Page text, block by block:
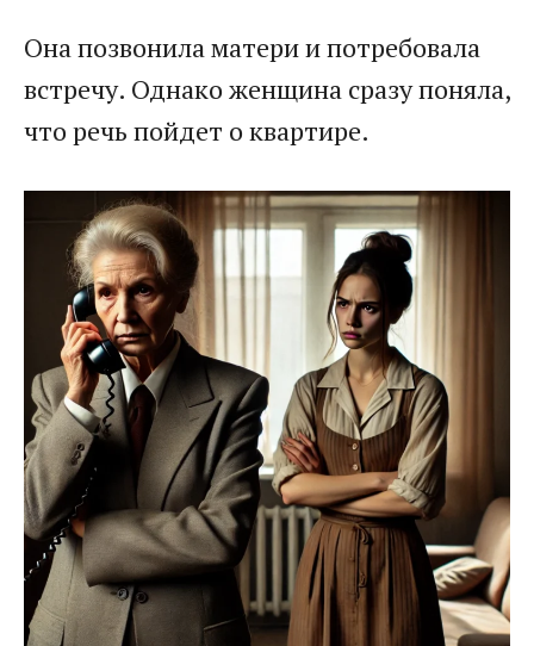
Она позвонила матери и потребовала
встречу. Однако женщина сразу поняла,
что речь пойдет о квартире.